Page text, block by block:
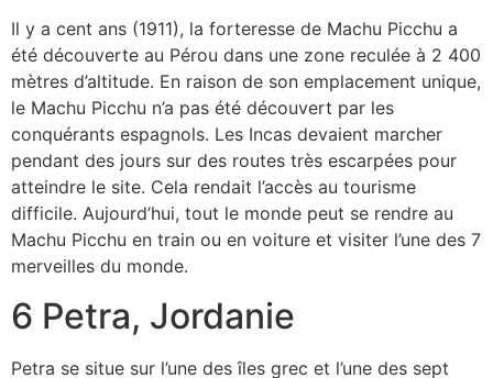
Il y a cent ans (1911), la forteresse de Machu Picchu a
été découverte au Pérou dans une zone reculée à 2 400
mètres d’altitude. En raison de son emplacement unique,
le Machu Picchu n’a pas été découvert par les
conquérants espagnols. Les Incas devaient marcher
pendant des jours sur des routes très escarpées pour
atteindre le site. Cela rendait l’accès au tourisme
difficile. Aujourd’hui, tout le monde peut se rendre au
Machu Picchu en train ou en voiture et visiter l’une des 7
merveilles du monde.
6 Petra, Jordanie
Petra se situe sur l’une des îles grec et l’une des sept